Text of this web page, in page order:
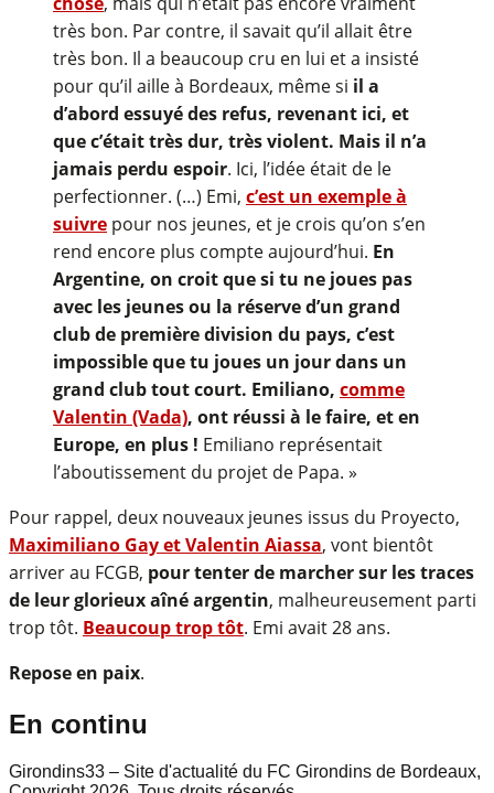
très bon. Par contre, il savait qu’il allait être
très bon. Il a beaucoup cru en lui et a insisté
pour qu’il aille à Bordeaux, même si il a
d’abord essuyé des refus, revenant ici, et
que c’était très dur, très violent. Mais il n’a
jamais perdu espoir. Ici, l’idée était de le
perfectionner. (…) Emi, c’est un exemple à
suivre pour nos jeunes, et je crois qu’on s’en
rend encore plus compte aujourd’hui. En
Argentine, on croit que si tu ne joues pas
avec les jeunes ou la réserve d’un grand
club de première division du pays, c’est
impossible que tu joues un jour dans un
grand club tout court. Emiliano, comme
Valentin (Vada), ont réussi à le faire, et en
Europe, en plus ! Emiliano représentait
l’aboutissement du projet de Papa. »
Pour rappel, deux nouveaux jeunes issus du Proyecto,
Maximiliano Gay et Valentin Aiassa, vont bientôt
arriver au FCGB, pour tenter de marcher sur les traces
de leur glorieux aîné argentin, malheureusement parti
trop tôt. Beaucoup trop tôt. Emi avait 28 ans.
Repose en paix.
En continu
Girondins33 – Site d'actualité du FC Girondins de Bordeaux,